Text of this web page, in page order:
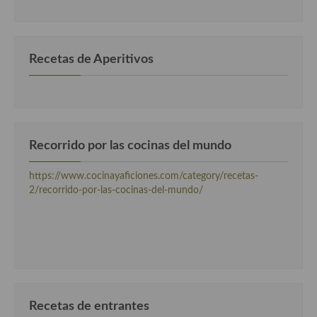
Cocina Riojana
Cocina Europea
Cocina Alemana
Cocina Bulgara
Recetas de Aperitivos
Recorrido por las cocinas del mundo
https://www.cocinayaficiones.com/category/recetas-
2/recorrido-por-las-cocinas-del-mundo/
Recetas de entrantes